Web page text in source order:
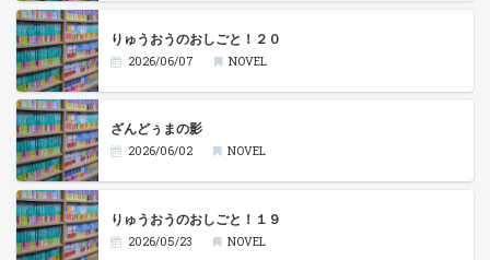
りゅうおうのおしごと！２０
2026/06/07 NOVEL
ざんどぅまの影
2026/06/02 NOVEL
りゅうおうのおしごと！１９
2026/05/23 NOVEL